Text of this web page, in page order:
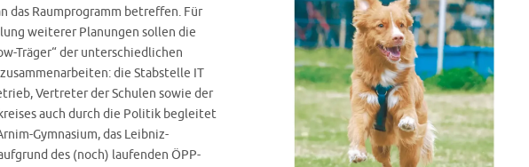
das Raumprogramm betreffen. Für
weiterer Planungen sollen die
Träger“ der unterschiedlichen
die Stabstelle IT
Vertreter der Schulen sowie der
auch durch die Politik begleitet
Gymnasium, das Leibniz-
des (noch) laufenden ÖPP-